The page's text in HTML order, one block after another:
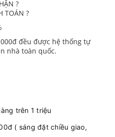
?
TOÁN ?
đều được hệ thống tự
nhà toàn quốc.
trên 1 triệu
( sáng đặt chiều giao,